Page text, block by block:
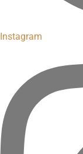
Instagram